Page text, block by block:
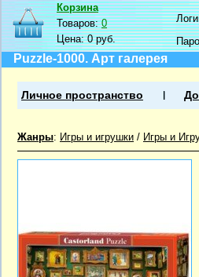
Корзина
Товаров:0
Цена:0 руб.
Puzzle-1000. Арт галерея
Личное пространство
Жанры: Игры и игрушки / Игры и